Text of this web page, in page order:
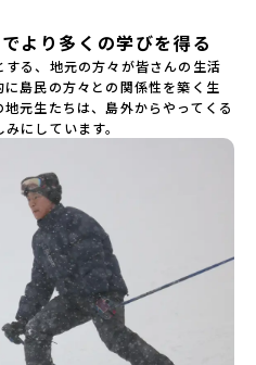
より多くの学びを得る
る、地元の方々が皆さんの生活
島民の方々との関係性を築く生
元生たちは、島外からやってくる
にしています。